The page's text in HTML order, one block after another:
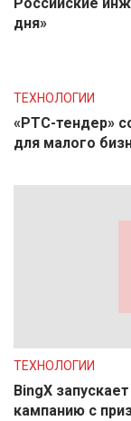
дня»
ТЕХНОЛОГИИ
«РТС-тендер»
для малого
ТЕХНОЛОГИИ
BingX
кампанию с